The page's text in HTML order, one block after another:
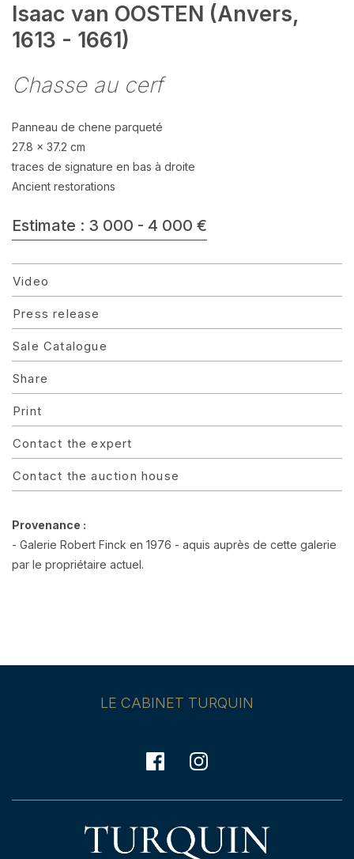
Isaac van OOSTEN (Anvers,
1613 - 1661)
Chasse au cerf
Panneau de chene parqueté
27.8 x 37.2 cm
traces de signature en bas à droite
Ancient restorations
Estimate : 3 000 - 4 000 €
Video
Press release
Sale Catalogue
Share
Print
Contact the expert
Contact the auction house
Provenance :
- Galerie Robert Finck en 1976 - aquis auprès de cette galerie
par le propriétaire actuel.
LE CABINET TURQUIN